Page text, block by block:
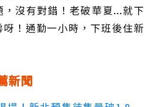
，沒有對錯！老破華夏...就下
！通勤一小時，下班後住新
新聞